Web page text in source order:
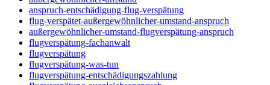
anspruch-entschädigung-flug-verspätung
flug-verspätet-außergewöhnlicher-umstand-anspruch
außergewöhnlicher-umstand-flugverspätung-anspruch
flugverspätung-fachanwalt
flugverspätung
flugverspätung-was-tun
flugverspätung-entschädigungszahlung